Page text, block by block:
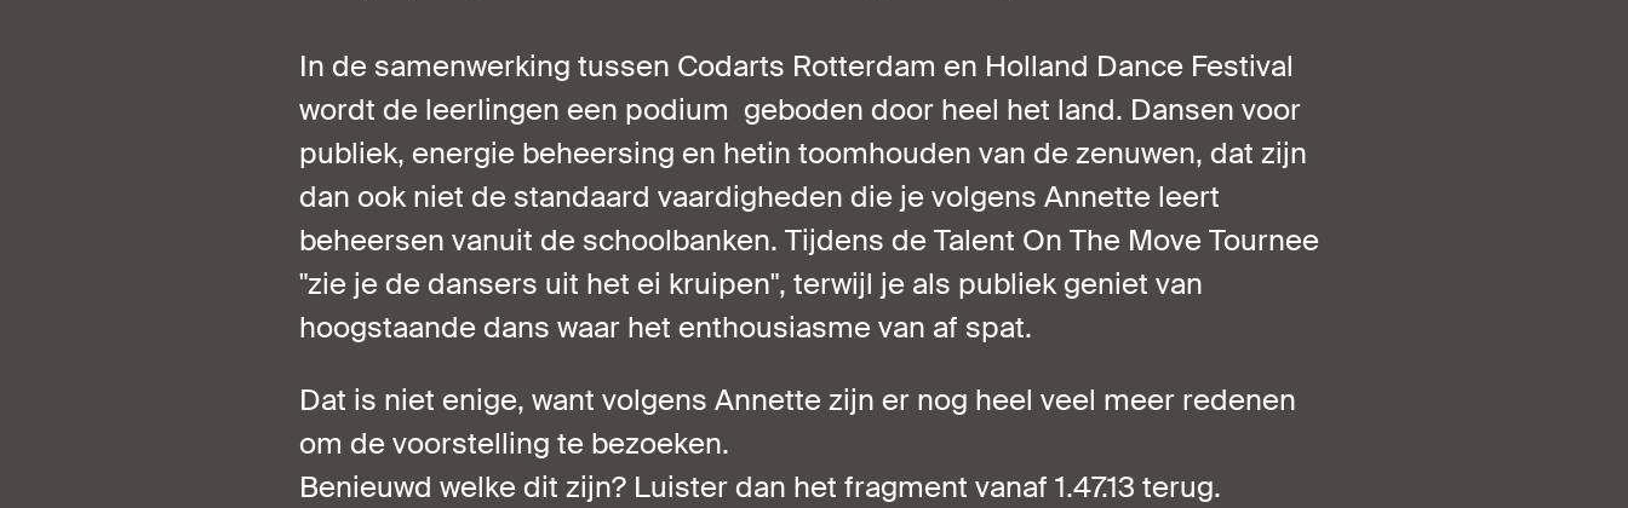
In de samenwerking tussen Codarts Rotterdam en Holland Dance Festival
wordt de leerlingen een podium geboden door heel het land. Dansen voor
publiek, energie beheersing en hetin toomhouden van de zenuwen, dat zijn
dan ook niet de standaard vaardigheden die je volgens Annette leert
beheersen vanuit de schoolbanken. Tijdens de Talent On The Move Tournee
"zie je de dansers uit het ei kruipen", terwijl je als publiek geniet van
hoogstaande dans waar het enthousiasme van af spat.
Dat is niet enige, want volgens Annette zijn er nog heel veel meer redenen
om de voorstelling te bezoeken.
Benieuwd welke dit zijn? Luister dan het fragment vanaf 1.47.13 terug.